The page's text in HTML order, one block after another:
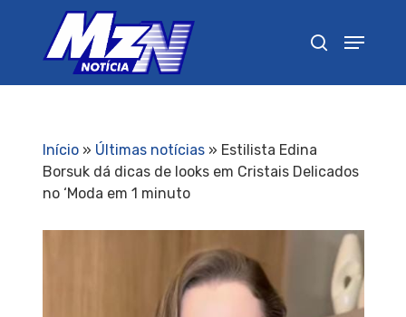
Início» Últimas notícias» Estilista Edina
Borsuk dá dicas de looks em Cristais Delicados
no ‘Moda em 1 minuto